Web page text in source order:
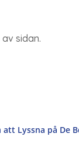
sidan.
Lyssna på De